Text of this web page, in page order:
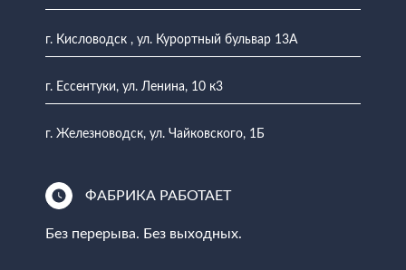
г. Кисловодск , ул. Курортный бульвар 13А
г. Ессентуки, ул. Ленина, 10 к3
г. Железноводск, ул. Чайковского, 1Б
ФАБРИКА РАБОТАЕТ
Без перерыва. Без выходных.